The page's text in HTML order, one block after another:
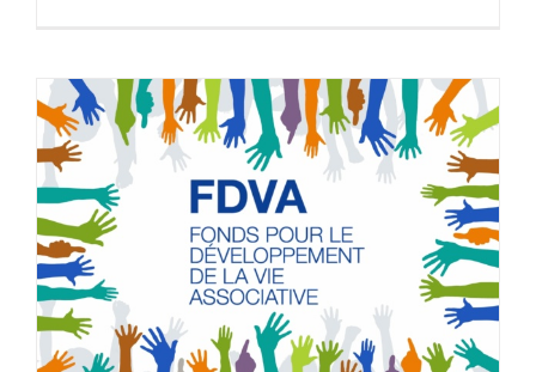
Appels à projets 2026 : publication du
FDVA1